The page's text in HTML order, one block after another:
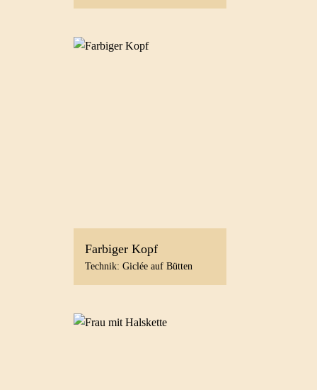
Farbiger Kopf
Technik: Giclée auf Bütten